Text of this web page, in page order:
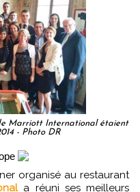
Marriott International étaient
- Photo DR
a réuni ses meilleurs